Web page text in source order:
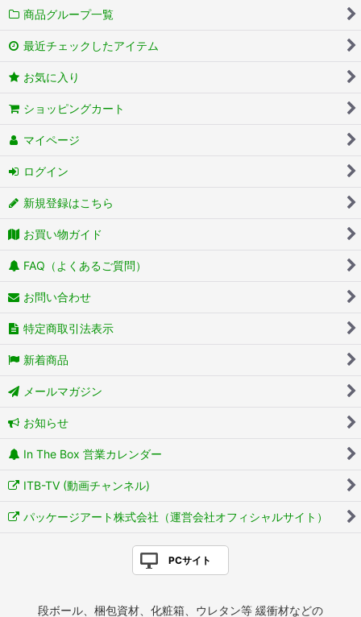
商品グループ一覧
最近チェックしたアイテム
お気に入り
ショッピングカート
マイページ
ログイン
新規登録はこちら
お買い物ガイド
FAQ（よくあるご質問）
お問い合わせ
特定商取引法表示
新着商品
メールマガジン
お知らせ
In The Box 営業カレンダー
ITB-TV (動画チャンネル)
パッケージアート株式会社（運営会社オフィシャルサイト）
PCサイト
段ボール、梱包資材、化粧箱、ウレタン等 緩衝材などの